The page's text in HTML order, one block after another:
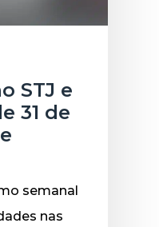
STJ e
31 de
semanal
nas